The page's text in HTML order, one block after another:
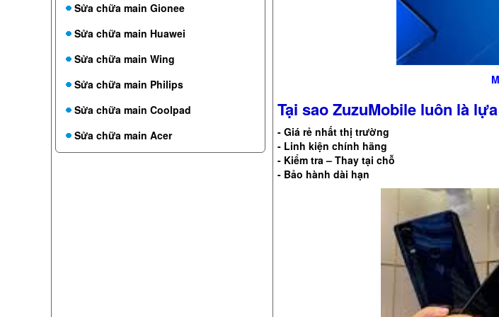
Tại sao ZuzuMobile luôn là
- Giá rẻ nhất thị trường
- Linh kiện chính hãng
- Kiểm tra – Thay tại chỗ
- Bảo hành dài hạn
Sửa chữa main Gionee
Sửa chữa main Huawei
Sửa chữa main Wing
Sửa chữa main Philips
Sửa chữa main Coolpad
Sửa chữa main Acer